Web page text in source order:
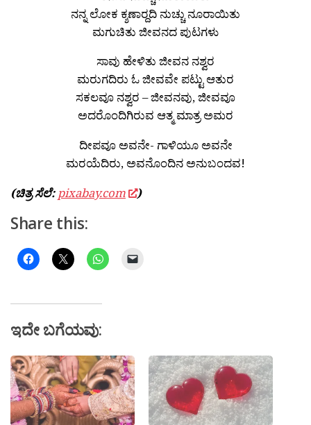
ನನ್ನ ಲೋಕ ಕ್ಶಣಾರ‍್ದದಿ ನುಚ್ಚು ನೂರಾಯಿತು
ಮಗುಚಿತು ಜೀವನದ ಪುಟಗಳು
ಸಾವು ಹೇಳಿತು ಜೀವನ ನಶ್ವರ
ಮರುಗದಿರು ಓ ಜೀವವೇ ಪಟ್ಟು ಆತುರ
ಸಕಲವೂ ನಶ್ವರ – ಜೀವನವು, ಜೀವವೂ
ಅದರೊಂದಿಗಿರುವ ಆತ್ಮ ಮಾತ್ರ ಅಮರ
ದೀಪವೂ ಅವನೇ- ಗಾಳಿಯೂ ಅವನೇ
ಮರಯೆದಿರು, ಅವನೊಂದಿನ ಅನುಬಂದವ!
(ಚಿತ್ರ ಸೆಲೆ: pixabay.com )
Share this:
ಇದೇ ಬಗೆಯವು: